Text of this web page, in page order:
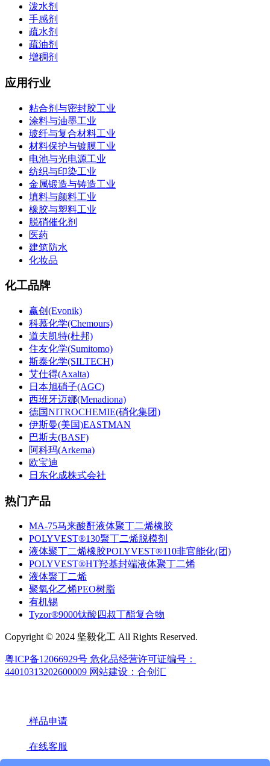
泼水剂
手感剂
疏水剂
疏油剂
增稠剂
应用行业
粘合剂与密封胶工业
涂料与油墨工业
玻纤与复合材料工业
材料保护与镀膜工业
电池与光电源工业
纺织与印染工业
金属锻造与铸造工业
填料与颜料工业
橡胶与塑料工业
脱硝催化剂
医药
建筑防水
化妆品
化工品牌
赢创(Evonik)
科慕化学(Chemours)
道夫凯特(杜邦)
住友化学(Sumitomo)
斯泰化学(SILTECH)
艾仕得(Axalta)
日本旭硝子(AGC)
西班牙迈娜(Menadiona)
德国NITROCHEMIE(硝化集团)
伊斯曼(美国)EASTMAN
巴斯夫(BASF)
阿科玛(Arkema)
欧宝迪
日东化成株式会社
热门产品
MA-75马来酸酐液体聚丁二烯橡胶
POLYVEST®130聚丁二烯脱模剂
液体聚丁二烯橡胶POLYVEST®110非官能化(团)
POLYVEST®HT羟基封端液体聚丁二烯
液体聚丁二烯
聚氧化乙烯PEO树脂
有机锡
Tyzor®9000钛酸四叔丁酯复合物
Copyright © 2024 坚毅化工 All Rights Reserved.
粤ICP备12066929号 危化品经营许可证编号：
44010313202600009 网站建设：合创汇
样品申请
在线客服